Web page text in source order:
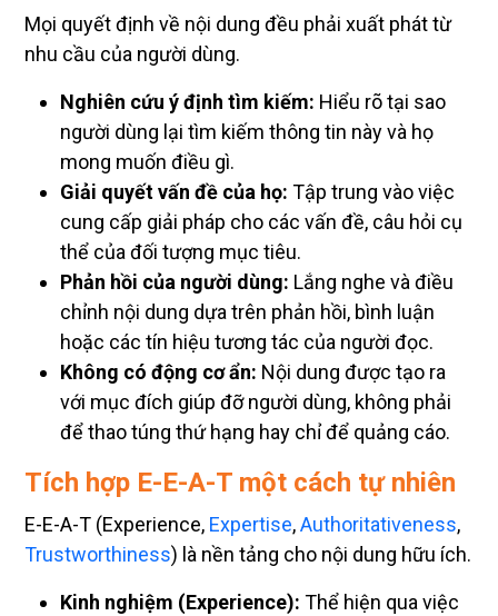
Mọi quyết định về nội dung đều phải xuất phát từ
nhu cầu của người dùng.
Nghiên cứu ý định tìm kiếm: Hiểu rõ tại sao
người dùng lại tìm kiếm thông tin này và họ
mong muốn điều gì.
Giải quyết vấn đề của họ: Tập trung vào việc
cung cấp giải pháp cho các vấn đề, câu hỏi cụ
thể của đối tượng mục tiêu.
Phản hồi của người dùng: Lắng nghe và điều
chỉnh nội dung dựa trên phản hồi, bình luận
hoặc các tín hiệu tương tác của người đọc.
Không có động cơ ẩn: Nội dung được tạo ra
với mục đích giúp đỡ người dùng, không phải
để thao túng thứ hạng hay chỉ để quảng cáo.
Tích hợp E-E-A-T một cách tự nhiên
E-E-A-T (Experience, Expertise,Authoritativeness,
Trustworthiness) là nền tảng cho nội dung hữu ích.
Kinh nghiệm (Experience): Thể hiện qua việc